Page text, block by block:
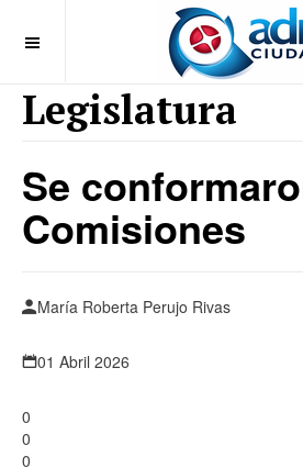
Legislatura
Se
Comisiones
María Roberta Perujo Rivas
01 Abril 2026
0
0
0